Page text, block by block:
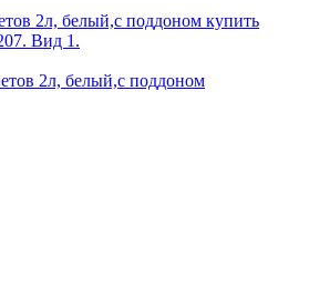
2л, белый,с поддоном